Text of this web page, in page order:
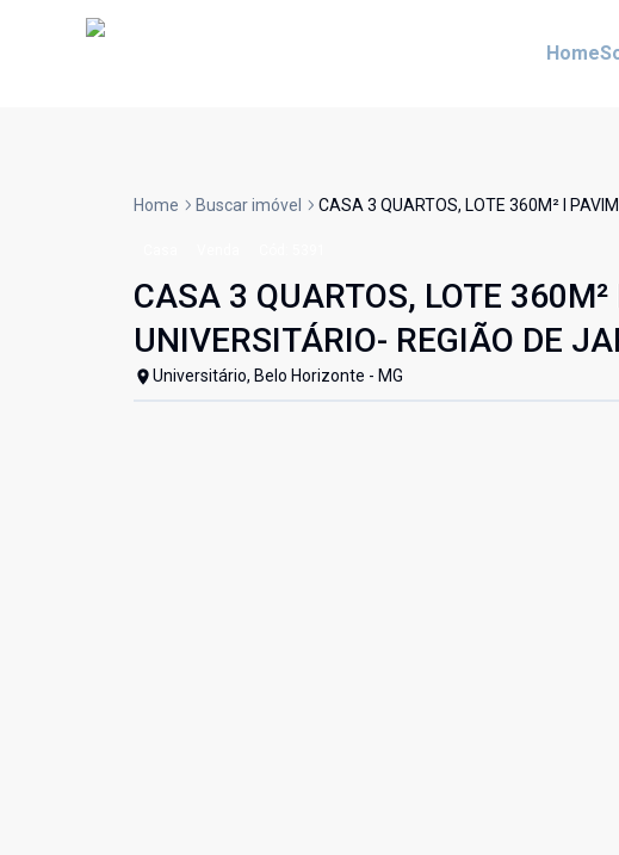
Home
Home Buscar imóvel CASA 3 QUARTOS, LOTE 360M² I
CASA 3 QUARTOS, LOTE
UNIVERSITÁRIO- REGIÃO DE
Universitário, Belo Horizonte - MG